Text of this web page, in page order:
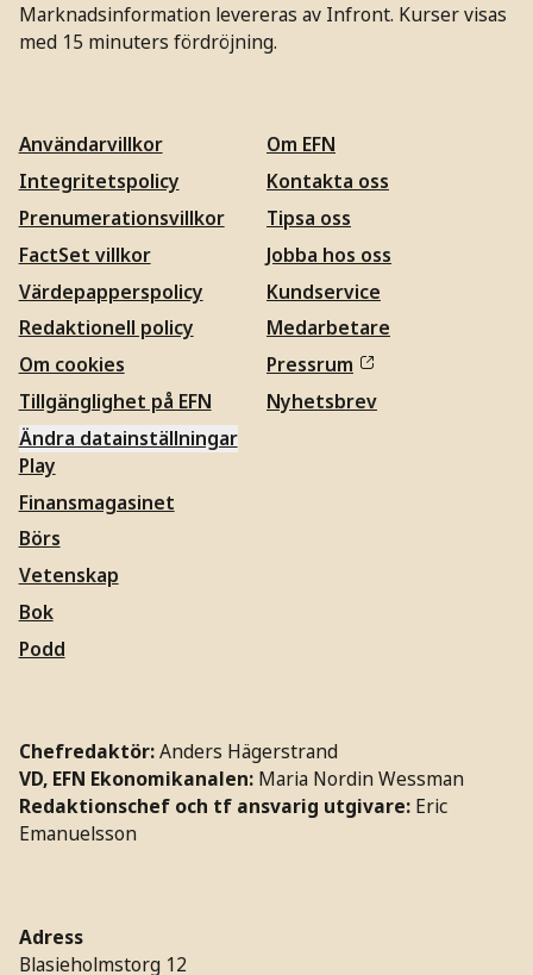
Marknadsinformation levereras av Infront. Kurser visas
med 15 minuters fördröjning.
Användarvillkor
Integritetspolicy
Prenumerationsvillkor
FactSet villkor
Värdepapperspolicy
Redaktionell policy
Om cookies
Tillgänglighet på EFN
Ändra datainställningar
Om EFN
Kontakta oss
Tipsa oss
Jobba hos oss
Kundservice
Medarbetare
Pressrum
Nyhetsbrev
Play
Finansmagasinet
Börs
Vetenskap
Bok
Podd
Chefredaktör:Anders Hägerstrand
VD, EFN Ekonomikanalen: Maria Nordin Wessman
Redaktionschef och tf ansvarig utgivare: Eric
Emanuelsson
Adress
Blasieholmstorg 12